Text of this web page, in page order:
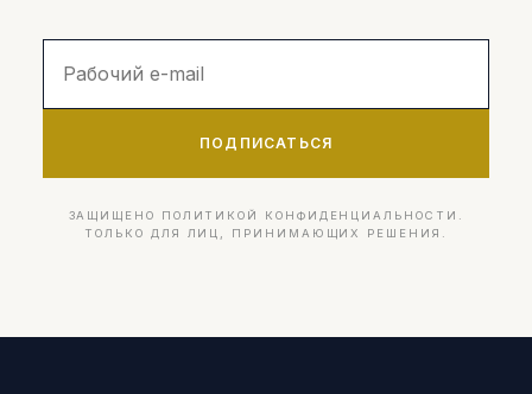
ПОДПИСАТЬСЯ
ЗАЩИЩЕНО ПОЛИТИКОЙ КОНФИДЕНЦИАЛЬНОСТИ.
ТОЛЬКО ДЛЯ ЛИЦ, ПРИНИМАЮЩИХ РЕШЕНИЯ.